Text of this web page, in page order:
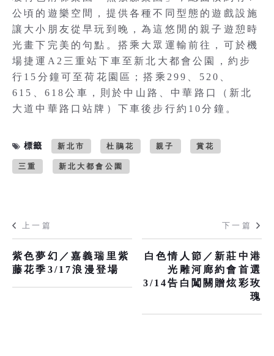
公頃的遊樂空間，提供各種不同型態的遊戲設施
讓大小朋友從早玩到晚，為這悠閒的親子遊憩時
光畫下完美的句點。搭乘大眾運輸前往，可於機
場捷運A2三重站下車至新北大都會公園，約步
行15分鐘可至荷花園區；搭乘299、520、
615、618公車，則於中山路、中華路口（新北
大道中華路口站牌）下車後步行約10分鐘。
標籤 新北市 杜鵑花 親子 賞花
三重 新北大都會公園
上一篇
紫色夢幻／嘉義瑞里紫
藤花季3/17浪漫登場
下一篇
白色情人節／新莊中港
光雕河廊約會首選
3/14告白闖關贈炫彩玫
瑰